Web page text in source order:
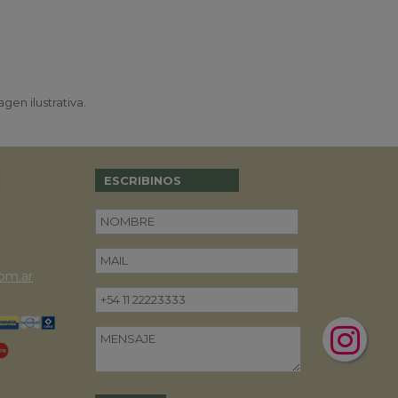
ilustrativa.
ESCRIBINOS